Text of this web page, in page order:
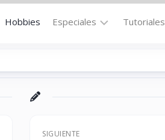
Hobbies Especiales
la
Destacados
Tutoriales
SIGUIENTE